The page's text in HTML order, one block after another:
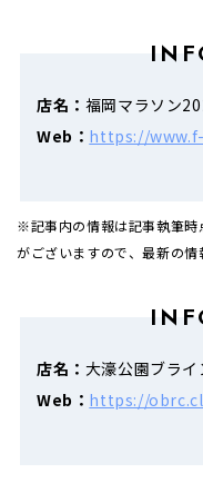
店名： 福岡マラソン
Web： https://
※記事内の情報は記事執筆時
がございますので、最新の情
店名： 大濠公園ブラ
Web： https://